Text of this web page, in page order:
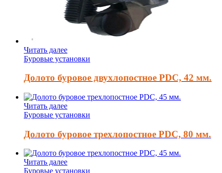
Читать далее
Буровые установки
Долото буровое двухлопостное PDC, 42 мм.
Читать далее
Буровые установки
Долото буровое трехлопостное PDC, 80 мм.
Читать далее
Буровые установки